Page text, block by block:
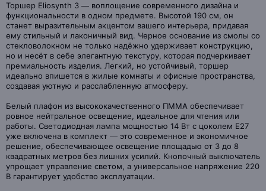
Торшер Eliosynth 3 — воплощение современного дизайна и
функциональности в одном предмете. Высотой 190 см, он
станет выразительным акцентом вашего интерьера, придавая
ему стильный и лаконичный вид. Черное основание из смолы со
стекловолокном не только надёжно удерживает конструкцию,
но и несёт в себе элегантную текстуру, которая подчеркивает
премиальность изделия. Легкий, но устойчивый, торшер
идеально впишется в жилые комнаты и офисные пространства,
создавая уютную и расслабленную атмосферу.
Белый плафон из высококачественного ПММА обеспечивает
ровное нейтральное освещение, идеальное для чтения или
работы. Светодиодная лампа мощностью 14 Вт с цоколем Е27
уже включена в комплект — это современное и экономичное
решение, обеспечивающее освещение площадью от 3 до 8
квадратных метров без лишних усилий. Кнопочный выключатель
упрощает управление светом, а универсальное напряжение 220
В гарантирует удобство эксплуатации.